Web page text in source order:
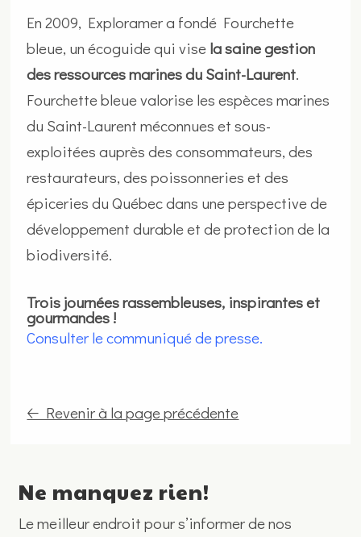
En 2009, Exploramer a fondé Fourchette
bleue, un écoguide qui vise la saine gestion
des ressources marines du Saint-Laurent.
Fourchette bleue valorise les espèces marines
du Saint-Laurent méconnues et sous-
exploitées auprès des consommateurs, des
restaurateurs, des poissonneries et des
épiceries du Québec dans une perspective de
développement durable et de protection de la
biodiversité.
Trois journées rassembleuses, inspirantes et
gourmandes !
Consulter le communiqué de presse.
🡠 Revenir à la page précédente
Ne manquez rien!
Le meilleur endroit pour s’informer de nos